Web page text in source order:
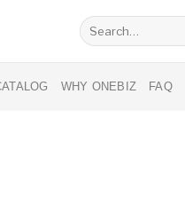
Search
for:
WHY ONEBIZ FAQ